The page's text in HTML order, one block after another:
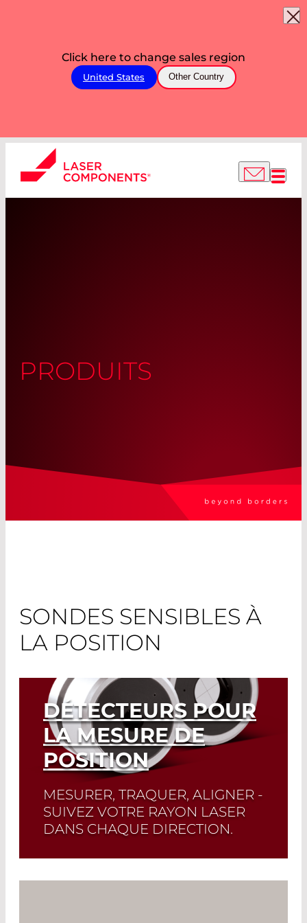
Click here to change sales region
United States Other Country
PRODUITS
SONDES SENSIBLES À
LA POSITION
DÉTECTEURS POUR
LA MESURE DE
POSITION
MESURER, TRAQUER, ALIGNER -
SUIVEZ VOTRE RAYON LASER
DANS CHAQUE DIRECTION.
Read More